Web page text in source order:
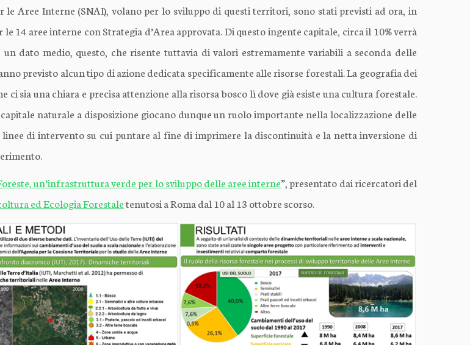
le Aree Interne (SNAI), volano per lo sviluppo di questi territori, sono stati previsti ad ora, in
14 aree interne con Strategia d’Area approvata. Di questo ingente capitale, circa il 10% verrà
dato medio, questo, che risente tuttavia di valori estremamente variabili a seconda delle
previsto alcun tipo di azione dedicata specificamente alle risorse forestali. La geografia dei
sia una chiara e precisa attenzione alla risorsa bosco lì dove già esiste una cultura forestale.
naturale a disposizione giocano dunque un ruolo importante nella localizzazione delle
di intervento su cui puntare al fine di imprimere la discontinuità e la netta inversione di
un’infrastruttura verde per lo sviluppo delle aree interne”, presentato dai ricercatori del
ed Ecologia Forestaletenutosi a Roma dal 10 al 13 ottobre scorso.